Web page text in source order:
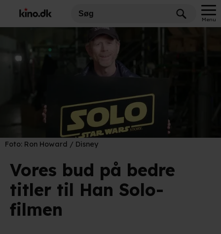
Menu
Foto: Ron Howard / Disney
Vores bud på bedre
titler til Han Solo-
filmen